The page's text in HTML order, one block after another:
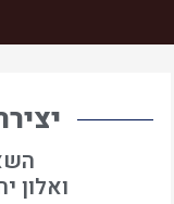
ואלון